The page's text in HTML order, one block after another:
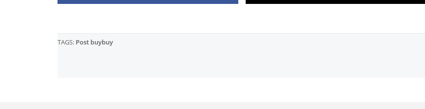
TAGS: Post buybuy